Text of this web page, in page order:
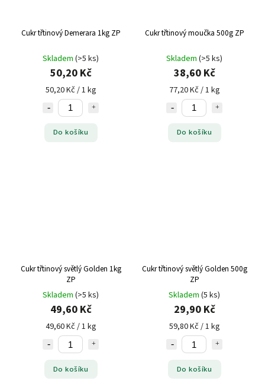
Cukr třtinový Demerara 1kg ZP
Skladem (>5 ks)
50,20 Kč
50,20 Kč / 1 kg
Do košíku
Cukr třtinový moučka 500g ZP
Skladem (>5 ks)
38,60 Kč
77,20 Kč / 1 kg
Do košíku
Cukr třtinový světlý Golden 1kg
ZP
Skladem (>5 ks)
49,60 Kč
49,60 Kč / 1 kg
Do košíku
Cukr třtinový světlý Golden 500g
ZP
Skladem (5 ks)
29,90 Kč
59,80 Kč / 1 kg
Do košíku